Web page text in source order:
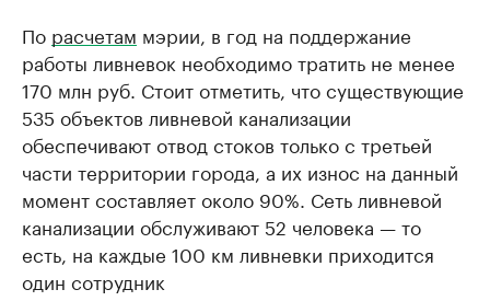
По расчетам мэрии, в год на поддержание
работы ливневок необходимо тратить не менее
170 млн руб. Стоит отметить, что существующие
535 объектов ливневой канализации
обеспечивают отвод стоков только с третьей
части территории города, а их износ на данный
момент составляет около 90%. Сеть ливневой
канализации обслуживают 52 человека — то
есть, на каждые 100 км ливневки приходится
один сотрудник